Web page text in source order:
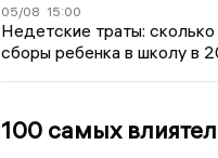
05/08 15:00
Недетские траты:
сборы ребенка в школу в
100 самых